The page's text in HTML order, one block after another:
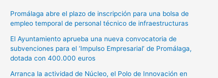
Promálaga abre el plazo de inscripción para una bolsa de
empleo temporal de personal técnico de infraestructuras
El Ayuntamiento aprueba una nueva convocatoria de
subvenciones para el ‘Impulso Empresarial’ de Promálaga,
dotada con 400.000 euros
Arranca la actividad de Núcleo, el Polo de Innovación en